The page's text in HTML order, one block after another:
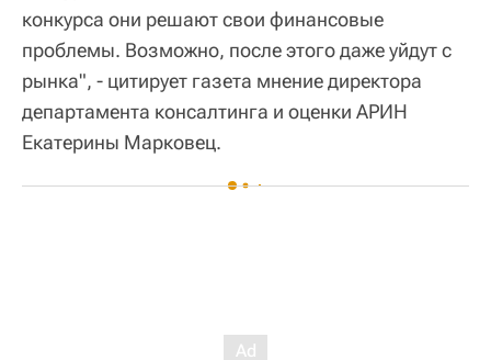
конкурса они решают свои финансовые
проблемы. Возможно, после этого даже уйдут с
рынка", - цитирует газета мнение директора
департамента консалтинга и оценки АРИН
Екатерины Марковец.